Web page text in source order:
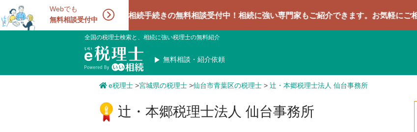
Webでも
無料相談受付中相続手続きの無料相談受付中！相続に強い専門家もご紹介できます。お気軽にご相談ください
全国の税理士検索と、相続に強い税理士の無料紹介
無料相談・紹介依頼
e税理士 >宮城県の税理士 >仙台市青葉区の税理士 > 辻・本郷税理士法人 仙台事務所
辻・本郷税理士法人 仙台事務所